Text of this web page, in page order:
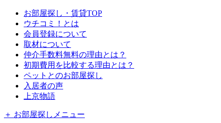
お部屋探し・賃貸TOP
ウチコミ！とは
会員登録について
取材について
仲介手数料無料の理由とは？
初期費用を比較する理由とは？
ペットとのお部屋探し
入居者の声
上京物語
＋ お部屋探しメニュー